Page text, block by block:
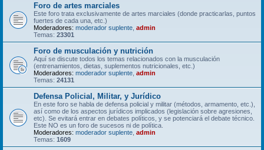
Foro de artes marciales
Este foro trata exclusivamente de artes marciales (donde practicarlas, puntos
fuertes de cada una, etc.)
Moderadores: moderador suplente admin
Temas: 23301
Foro de musculación y nutrición
Aquí se discute todos los temas relacionados con la musculación
(entrenamientos, dietas, suplementos nutricionales, etc.)
Moderadores: moderador suplente admin
Temas: 24131
Defensa Policial, Militar, y Jurídico
En este foro se habla de defensa policial y militar (métodos, armamento, etc.),
así como de los aspectos jurídicos implicados (legislación sobre agresiones,
etc). Se evitará entrar en debates políticos, y se potenciará el debate técnico.
Este NO es un foro de sucesos ni de política.
Moderadores: moderador suplente admin
Temas: 1609